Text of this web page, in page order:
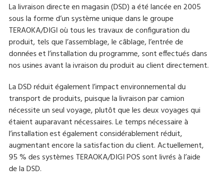
La livraison directe en magasin (DSD) a été lancée en 2005
sous la forme d’un système unique dans le groupe
TERAOKA/DIGI où tous les travaux de configuration du
produit, tels que l’assemblage, le câblage, l’entrée de
données et l’installation du programme, sont effectués dans
nos usines avant la ivraison du produit au client directement.
La DSD réduit également l’impact environnemental du
transport de produits, puisque la livraison par camion
nécessite un seul voyage, plutôt que les deux voyages qui
étaient auparavant nécessaires. Le temps nécessaire à
l’installation est également considérablement réduit,
augmentant encore la satisfaction du client. Actuellement,
95 % des systèmes TERAOKA/DIGI POS sont livrés à l’aide
de la DSD.